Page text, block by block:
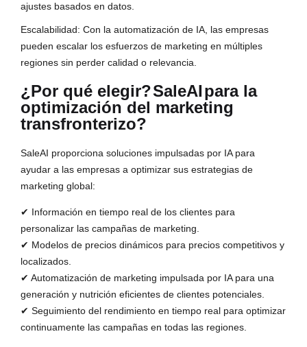
ajustes basados en datos.
Escalabilidad: Con la automatización de IA, las empresas
pueden escalar los esfuerzos de marketing en múltiples
regiones sin perder calidad o relevancia.
¿Por qué elegir?SaleAIpara la
optimización del marketing
transfronterizo?
SaleAI proporciona soluciones impulsadas por IA para
ayudar a las empresas a optimizar sus estrategias de
marketing global:
✔ Información en tiempo real de los clientes para
personalizar las campañas de marketing.
✔ Modelos de precios dinámicos para precios competitivos y
localizados.
✔ Automatización de marketing impulsada por IA para una
generación y nutrición eficientes de clientes potenciales.
✔ Seguimiento del rendimiento en tiempo real para optimizar
continuamente las campañas en todas las regiones.